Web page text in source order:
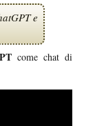
e
come chat di